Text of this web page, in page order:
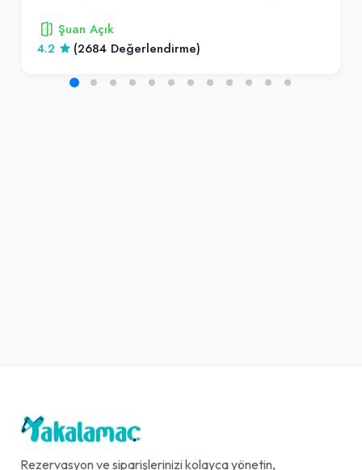
Şuan Açık
4.2
(2684 Değerlendirme)
Rezervasyon ve siparişlerinizi kolayca yönetin,